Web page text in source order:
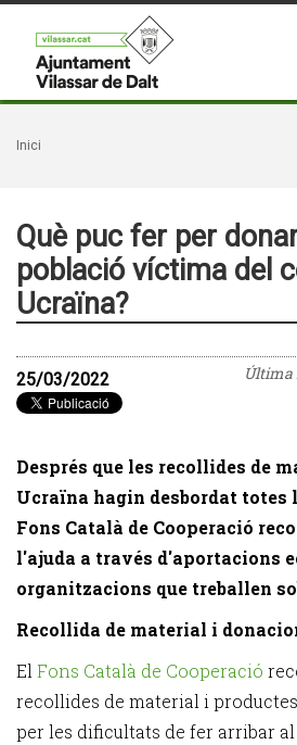
Inici
Què puc fer per
població víctima del
Ucraïna?
Última
25/03/2022
Després que les recollides de
Ucraïna hagin desbordat totes
Fons Català de Cooperació
l'ajuda a través d'aportacions
organitzacions que treballen
Recollida de material i
El Fons Català de Cooperació
recollides de material i
per les dificultats de fer arribar